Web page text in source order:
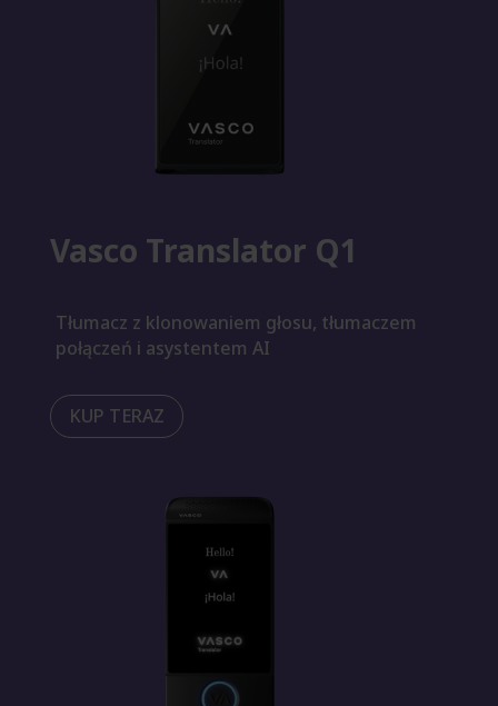
Vasco Translator Q1
Tłumacz z klonowaniem głosu, tłumaczem
połączeń i asystentem AI
KUP TERAZ